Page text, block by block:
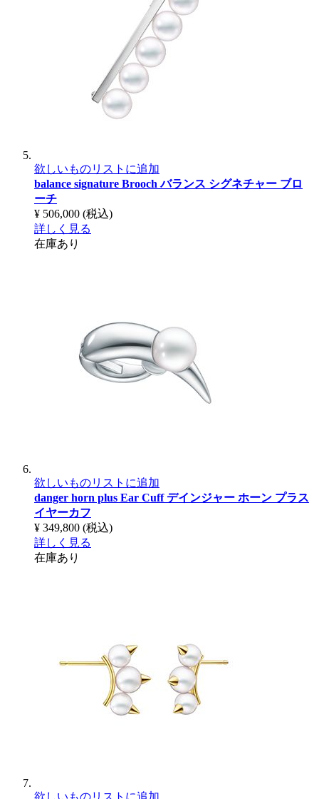
欲しいものリストに追加
balance signature Broochバランス シグネチャー ブロ
ーチ
¥ 506,000 (税込)
詳しく見る
在庫あり
欲しいものリストに追加
danger horn plus Ear Cuffデインジャー ホーン プラス
イヤーカフ
¥ 349,800 (税込)
詳しく見る
在庫あり
欲しいものリストに追加